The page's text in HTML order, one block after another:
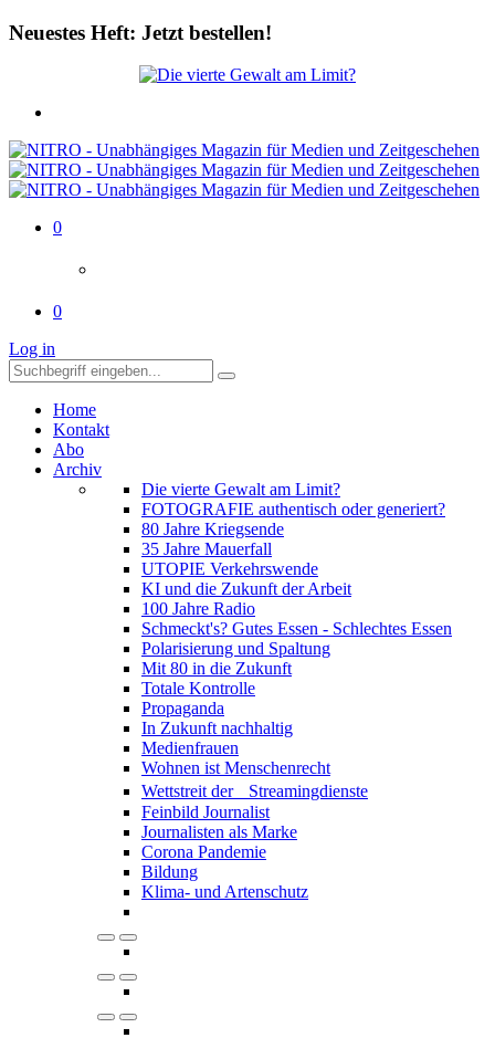
Neuestes Heft: Jetzt bestellen!
0
0
Log in
Home
Kontakt
Abo
Archiv
Die vierte Gewalt am Limit?
FOTOGRAFIE authentisch oder generiert?
80 Jahre Kriegsende
35 Jahre Mauerfall
UTOPIE Verkehrswende
KI und die Zukunft der Arbeit
100 Jahre Radio
Schmeckt's? Gutes Essen - Schlechtes Essen
Polarisierung und Spaltung
Mit 80 in die Zukunft
Totale Kontrolle
Propaganda
In Zukunft nachhaltig
Medienfrauen
Wohnen ist Menschenrecht
Wettstreit der Streamingdienste
Feinbild Journalist
Journalisten als Marke
Corona Pandemie
Bildung
Klima- und Artenschutz